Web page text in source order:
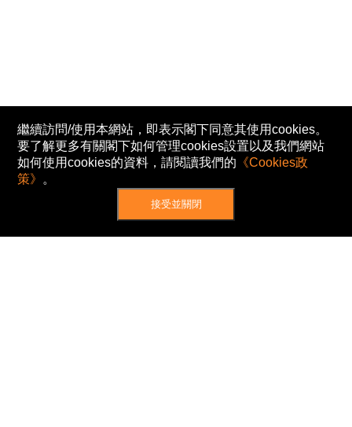
繼續訪問/使用本網站，即表示閣下同意其使用cookies。
要了解更多有關閣下如何管理cookies設置以及我們網站
如何使用cookies的資料，請閱讀我們的 《Cookies政
策》 。
接受並關閉